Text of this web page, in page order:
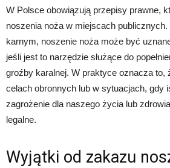
W Polsce obowiązują przepisy prawne,
noszenia noża w miejscach
karnym, noszenie noża może być
jeśli jest to narzędzie służące do
groźby karalnej. W praktyce oznacza to,
celach obronnych lub w sytuacjach, gdy
zagrożenie dla naszego życia lub
legalne.
Wyjątki od zakazu